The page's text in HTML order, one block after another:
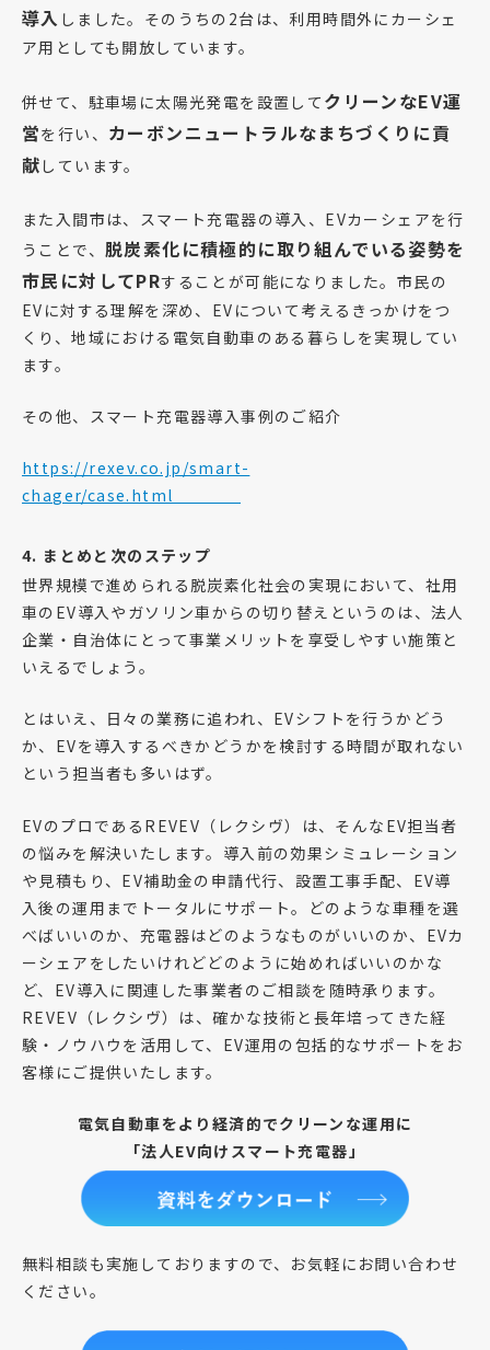
導入 しました。そのうちの2台は、利用時間外にカーシェ
ア用としても開放しています。
併せて、駐車場に太陽光発電を設置して クリーンなEV運
営を行い、 カーボンニュートラルなまちづくりに貢
献 しています。
また入間市は、スマート充電器の導入、EVカーシェアを行
うことで、 脱炭素化に積極的に取り組んでいる姿勢を
市民に対してPRすることが可能になりました。市民の
EVに対する理解を深め、EVについて考えるきっかけをつ
くり、地域における電気自動車のある暮らしを実現してい
ます。
その他、スマート充電器導入事例のご紹介
https://rexev.co.jp/smart-
chager/case.html
4. まとめと次のステップ
世界規模で進められる脱炭素化社会の実現において、社用
車のEV導入やガソリン車からの切り替えというのは、法人
企業・自治体にとって事業メリットを享受しやすい施策と
いえるでしょう。
とはいえ、日々の業務に追われ、EVシフトを行うかどう
か、EVを導入するべきかどうかを検討する時間が取れない
という担当者も多いはず。
EVのプロであるREVEV（レクシヴ）は、そんなEV担当者
の悩みを解決いたします。導入前の効果シミュレーション
や見積もり、EV補助金の申請代行、設置工事手配、EV導
入後の運用までトータルにサポート。どのような車種を選
べばいいのか、充電器はどのようなものがいいのか、EVカ
ーシェアをしたいけれどどのように始めればいいのかな
ど、EV導入に関連した事業者のご相談を随時承ります。
REVEV（レクシヴ）は、確かな技術と長年培ってきた経
験・ノウハウを活用して、EV運用の包括的なサポートをお
客様にご提供いたします。
電気自動車をより経済的でクリーンな運用に
「法人EV向けスマート充電器」
無料相談も実施しておりますので、お気軽にお問い合わせ
ください。